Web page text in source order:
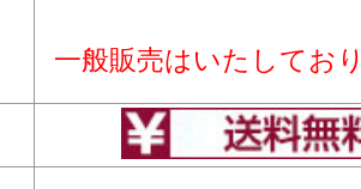
一般販売はいたしてお